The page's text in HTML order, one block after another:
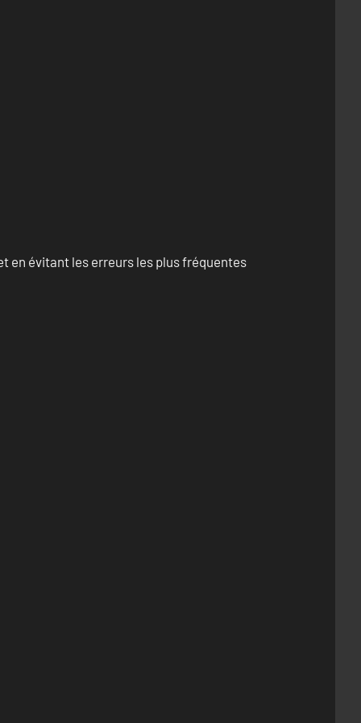
en évitant les erreurs les plus fréquentes